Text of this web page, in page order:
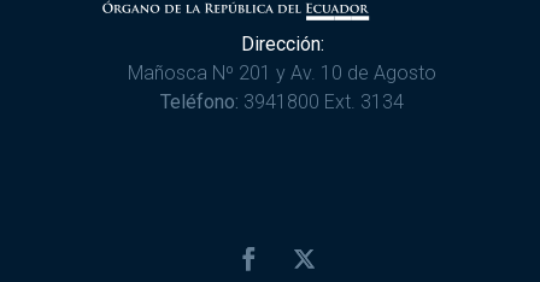
Dirección:
Mañosca Nº 201 y Av. 10 de Agosto
Teléfono: 3941800 Ext. 3134